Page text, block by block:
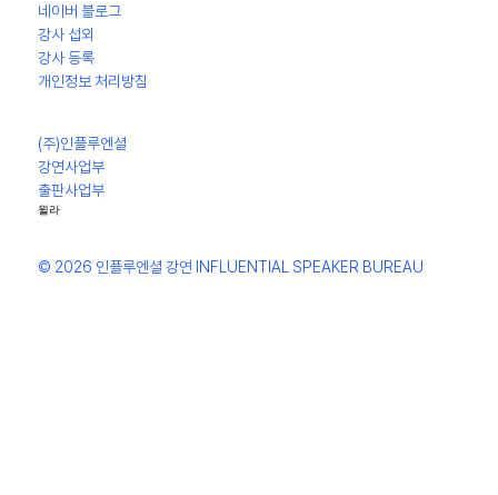
네이버 블로그
강사 섭외
강사 등록
개인정보 처리방침
(주)인플루엔셜
강연사업부
출판사업부
윌라
© 2026 인플루엔셜 강연 INFLUENTIAL SPEAKER BUREAU